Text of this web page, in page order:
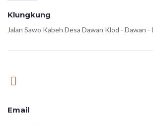
Klungkung
Jalan Sawo Kabeh Desa Dawan Klod - Dawan
Email